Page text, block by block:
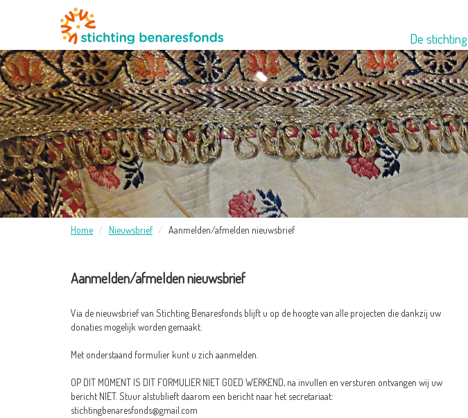
De stichting
Home Nieuwsbrief Aanmelden/afmelden nieuwsbrief
Aanmelden/afmelden nieuwsbrief
Via de nieuwsbrief van Stichting Benaresfonds blijft u op de hoogte van alle projecten die dankzij uw
donaties mogelijk worden gemaakt.
Met onderstaand formulier kunt u zich aanmelden.
OP DIT MOMENT IS DIT FORMULIER NIET GOED WERKEND, na invullen en versturen ontvangen wij uw
bericht NIET. Stuur alstublieft daarom een bericht naar het secretariaat:
stichtingbenaresfonds@gmail.com